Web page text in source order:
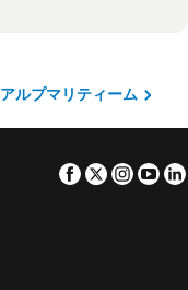
アルプマリティーム
Facebook
Twitter